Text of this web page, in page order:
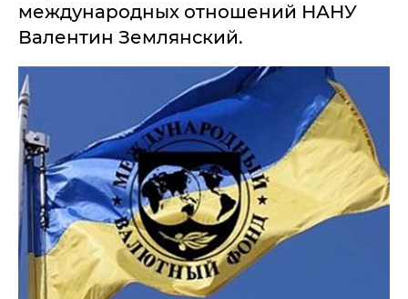
международных отношений НАНУ
Валентин Землянский.